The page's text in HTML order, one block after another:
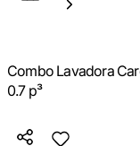
Combo Lavadora
0.7 p³